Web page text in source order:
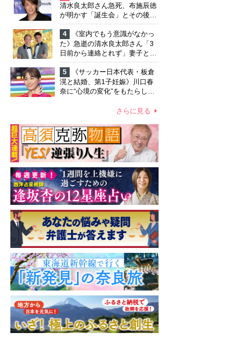
清水良太郎さん急死、布施辰徳
が明かす「誕生会」とその後の
メッセージ
4
《室内でもう意識がなかっ
た》急逝の清水良太郎さん「3
日前から連絡とれず」妻子とは
別居で孤独を感じていた
5
《サッカー日本代表・板倉
滉と結婚、第1子妊娠》川口春
奈に“心境の変化”をもたらした
って「がんに蝕まれる母」を演
さらに見る